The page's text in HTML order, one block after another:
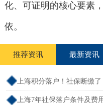
化、可证明的核心要素
依。
推荐资讯 最新资讯
上海积分落户！社保断缴
断交需要重新计算吗）
上海7年社保落户条件及费